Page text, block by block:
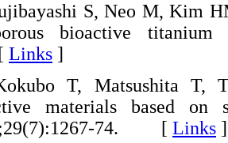
S, Neo M, Kim
bioactive titanium
Links ]
T, Matsushita T,
materials based on
74. [ Links ]